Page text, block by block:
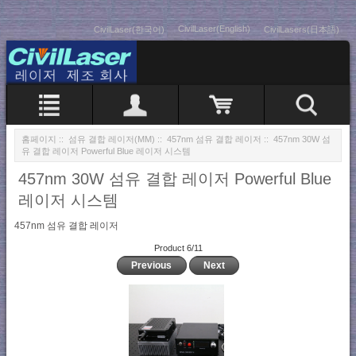
CivilLaser(한국어) CivilLaser(English) CivilLasers(日本語)
홈페이지 :: 섬유 결합 레이저(MM) :: 457nm 섬유 결합 레이저 :: 457nm 30W 섬
유 결합 레이저 Powerful Blue 레이저 시스템
457nm 30W 섬유 결합 레이저 Powerful Blue
레이저 시스템
457nm 섬유 결합 레이저
Product 6/11
Previous Next